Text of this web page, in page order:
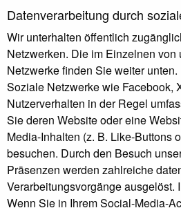
Datenverarbeitung durch
Wir unterhalten öffentlich
Netzwerken. Die im Einzelnen von
Netzwerke finden Sie weiter unten.
Soziale Netzwerke wie Facebook,
Nutzerverhalten in der Regel
Sie deren Website oder eine
Media-Inhalten (z. B. Like-Buttons
besuchen. Durch den Besuch
Präsenzen werden zahlreiche
Verarbeitungsvorgänge ausgelöst.
Wenn Sie in Ihrem Social-Media-